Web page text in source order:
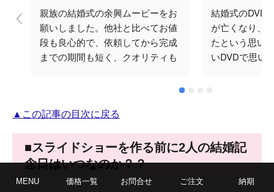
親族の結婚式の余興ムービーをお
願いしました。他社と比べてお値
段も良心的で、依頼してから完成
までの期間も短く、クオリティも
オカビデオさんにお願いして本当
いました。
結婚式のDVD
が亡くなり、
たという思い
いDVDで思い
▲この記事の目次に戻る
■スライドショーを作る前に2人の結婚記
念日はいつなのか？？
MENU 価格一覧 お問合せ ご注文 納期